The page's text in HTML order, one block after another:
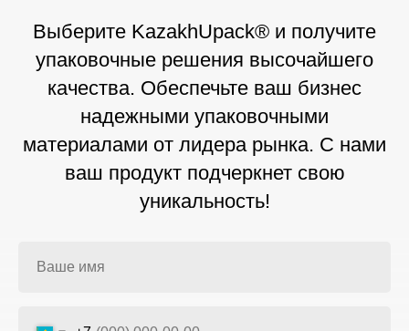
Выберите KazakhUpack® и получите
упаковочные решения высочайшего
качества. Обеспечьте ваш бизнес
надежными упаковочными
материалами от лидера рынка. С нами
ваш продукт подчеркнет свою
уникальность!